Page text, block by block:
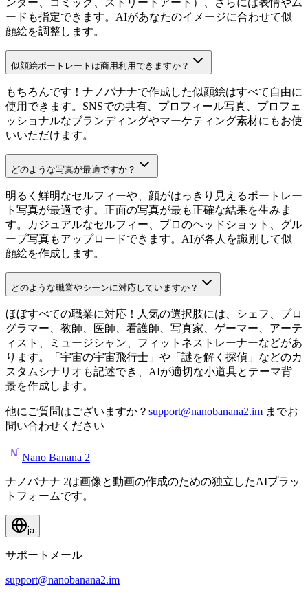
ードも指定できます。AIがあなたのイメージに合わせて似
顔絵を調整します。
似顔絵ポートレートは商用利用できますか？
もちろんです！ナノバナナで作成した似顔絵はすべて自由に
使用できます。SNSでの共有、プロフィール写真、プロフェ
ッショナルなブランディングやマーケティング素材にもお使
いいただけます。
どのような写真が最適ですか？
明るく鮮明なセルフィーや、顔がはっきり見えるポートレー
ト写真が最適です。正面の写真が最も正確な結果を生みま
す。カジュアルなセルフィー、プロのヘッドショット、グル
ープ写真もアップロードできます。AIが各人を識別して似
顔絵を作成します。
どのような職業やシーンに対応していますか？
ほぼすべての職業に対応！人気の選択肢には、シェフ、プロ
グラマー、教師、医師、看護師、写真家、ゲーマー、アーテ
ィスト、ミュージシャン、フィットネストレーナーなどがあ
ります。「宇宙の宇宙飛行士」や「謎を解く探偵」などのカ
スタムシナリオも記述でき、AIが適切な小道具とテーマ背
景を作成します。
他にご質問はございますか？ support@nanobanana2.im までお
問い合わせください
Nano Banana 2
ナノバナナ 2は画像と動画の作成のための独立したAIプラッ
トフォームです。
ja
サポートメール
support@nanobanana2.im